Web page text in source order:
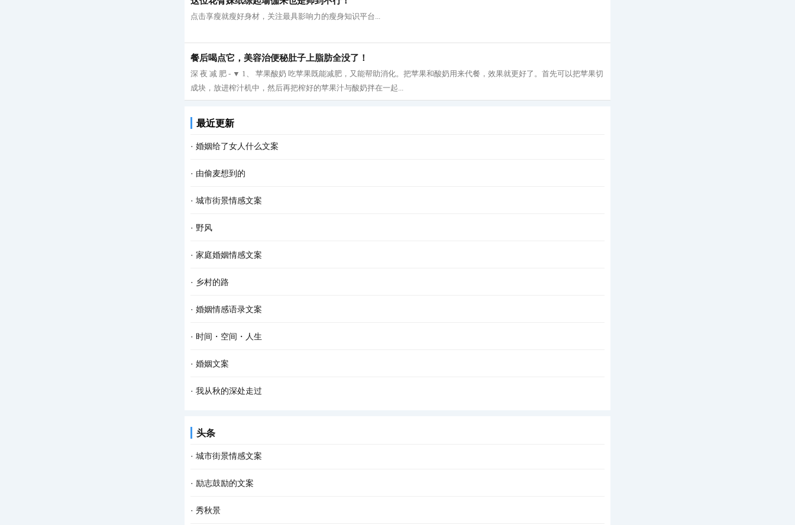
点击享瘦就瘦好身材，关注最具影响力的瘦身知识平台...
餐后喝点它，美容治便秘肚子上脂肪全没了！
深 夜 减 肥 - ▼ 1、 苹果酸奶 吃苹果既能减肥，又能帮助消化。把苹果和酸奶用来代餐，效果就更好了。首先可以把苹果切
成块，放进榨汁机中，然后再把榨好的苹果汁与酸奶拌在一起...
最近更新
· 婚姻给了女人什么文案
· 由偷麦想到的
· 城市街景情感文案
· 野风
· 家庭婚姻情感文案
· 乡村的路
· 婚姻情感语录文案
· 时间・空间・人生
· 婚姻文案
· 我从秋的深处走过
头条
· 城市街景情感文案
· 励志鼓励的文案
· 秀秋景